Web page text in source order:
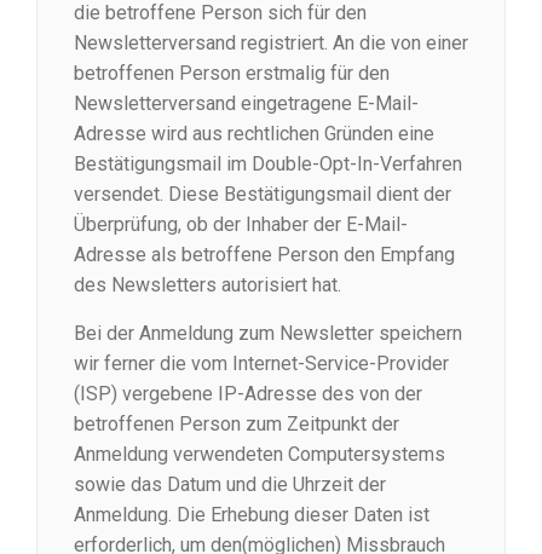
die betroffene Person sich für den
Newsletterversand registriert. An die von einer
betroffenen Person erstmalig für den
Newsletterversand eingetragene E-Mail-
Adresse wird aus rechtlichen Gründen eine
Bestätigungsmail im Double-Opt-In-Verfahren
versendet. Diese Bestätigungsmail dient der
Überprüfung, ob der Inhaber der E-Mail-
Adresse als betroffene Person den Empfang
des Newsletters autorisiert hat.
Bei der Anmeldung zum Newsletter speichern
wir ferner die vom Internet-Service-Provider
(ISP) vergebene IP-Adresse des von der
betroffenen Person zum Zeitpunkt der
Anmeldung verwendeten Computersystems
sowie das Datum und die Uhrzeit der
Anmeldung. Die Erhebung dieser Daten ist
erforderlich, um den(möglichen) Missbrauch